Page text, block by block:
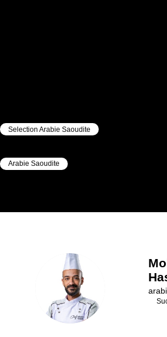
Selection Arabie Saoudite
Arabie Saoudite
MH